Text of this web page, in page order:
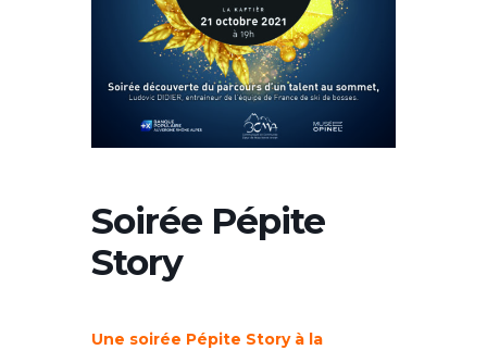
Soirée Pépite
Story
Une soirée Pépite Story à la